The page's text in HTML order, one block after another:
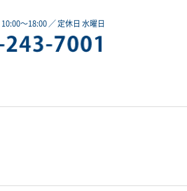
～18:00 ／ 定休日 水曜日